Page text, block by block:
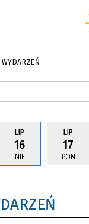
LIP
16
NIE
LIP
17
PON